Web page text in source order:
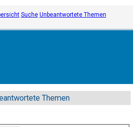
Suche Unbeantwortete Themen
Themen